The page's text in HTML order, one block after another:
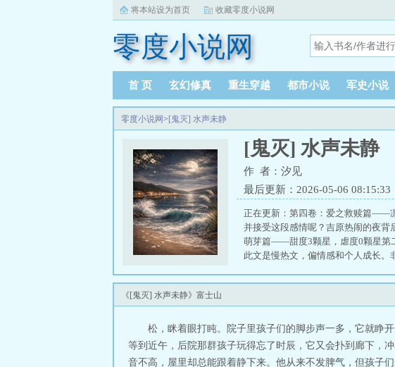
将本站设为首页 收藏零度小说网
零度小说网
首 页 玄幻修真 重生穿越 都市小说 军史小说
零度小说网> [鬼灭] 水声未静
[鬼灭] 水声未静
作 者：汐见
最后更新：2026-05-06 08:15:33
正在更新：第四卷：爱之救赎篇——
并接受这段感情呢？吉原热闹的夜背
萌芽篇——甜度3颗星，虐度0颗星第
此文是慢热文，偏情感和个人成长。
像浪——带着风的锐、水的稳，却又
“安全”里。一个想把对方护进可控的
缚，克制变成沉默，温柔也可能成
《[鬼灭] 水声未静》富士山
松，眯着眼打盹。院子里孩子们的脚步声一多，它就睁
等到近午，后院那群孩子玩得忘了时辰，它又会扑到廊下，
音不高，屋里却总能跟着静下来。他从来不发脾气，但孩子